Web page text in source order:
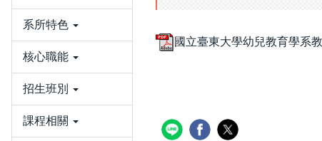
系所特色
核心職能
招生班別
課程相關
國立臺東大學幼兒教育學系